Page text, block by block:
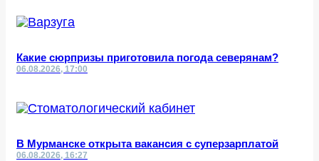
Какие сюрпризы приготовила погода северянам?
06.08.2026, 17:00
В Мурманске открыта вакансия с суперзарплатой
06.08.2026, 16:27